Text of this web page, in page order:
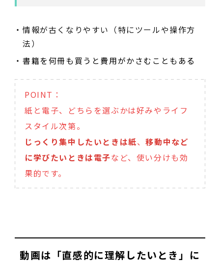
情報が古くなりやすい（特にツールや操作方
法）
書籍を何冊も買うと費用がかさむこともある
POINT：
紙と電子、どちらを選ぶかは好みやライフ
スタイル次第。
じっくり集中したいときは紙、移動中など
に学びたいときは電子など、使い分けも効
果的です。
動画は「直感的に理解したいとき」に